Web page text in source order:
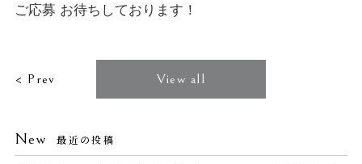
ご応募 お待ちしております！
< Prev View all
New 最近の投稿